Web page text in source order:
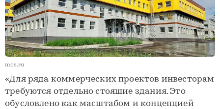
mos.ru
«Для ряда коммерческих проектов инвесторам
требуются отдельно стоящие здания. Это
обусловлено как масштабом и концепцией